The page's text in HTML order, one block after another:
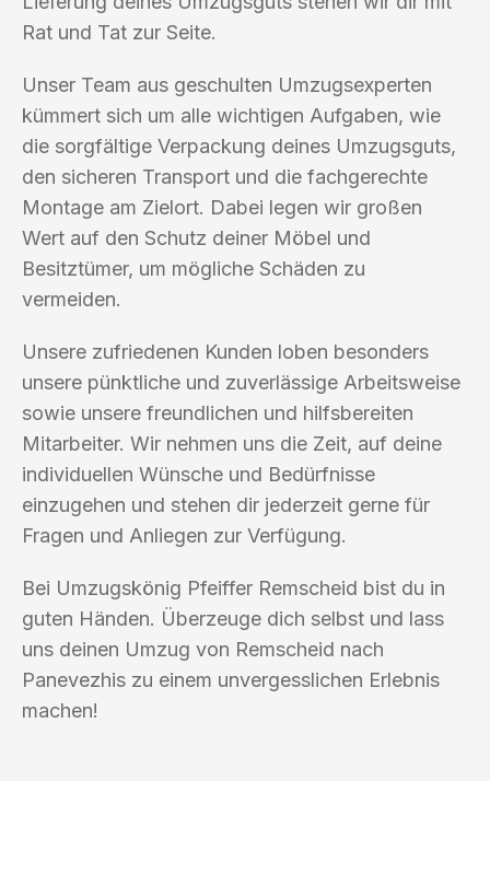
Rat und Tat zur Seite.
Unser Team aus geschulten Umzugsexperten
kümmert sich um alle wichtigen Aufgaben, wie
die sorgfältige Verpackung deines Umzugsguts,
den sicheren Transport und die fachgerechte
Montage am Zielort. Dabei legen wir großen
Wert auf den Schutz deiner Möbel und
Besitztümer, um mögliche Schäden zu
vermeiden.
Unsere zufriedenen Kunden loben besonders
unsere pünktliche und zuverlässige Arbeitsweise
sowie unsere freundlichen und hilfsbereiten
Mitarbeiter. Wir nehmen uns die Zeit, auf deine
individuellen Wünsche und Bedürfnisse
einzugehen und stehen dir jederzeit gerne für
Fragen und Anliegen zur Verfügung.
Bei Umzugskönig Pfeiffer Remscheid bist du in
guten Händen. Überzeuge dich selbst und lass
uns deinen Umzug von Remscheid nach
Panevezhis zu einem unvergesslichen Erlebnis
machen!